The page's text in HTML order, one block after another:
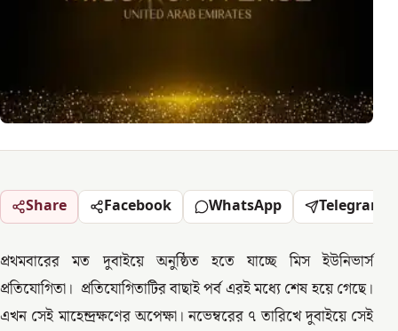
Share Facebook WhatsApp Telegram
প্রথমবারের মত দুবাইয়ে অনুষ্ঠিত হতে যাচ্ছে মিস ইউনিভার্স
প্রতিযোগিতা। প্রতিযোগিতাটির বাছাই পর্ব এরই মধ্যে শেষ হয়ে গেছে।
এখন সেই মাহেন্দ্রক্ষণের অপেক্ষা। নভেম্বরের ৭ তারিখে দুবাইয়ে সেই